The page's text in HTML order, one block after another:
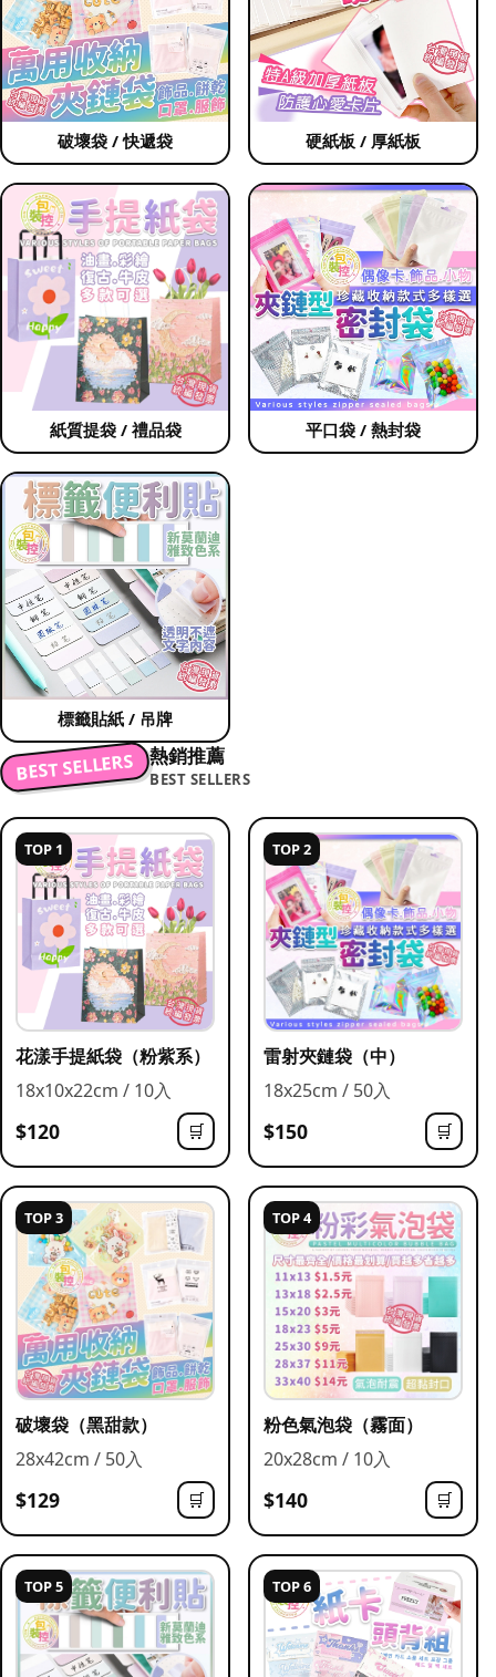
破壞袋 / 快遞袋 硬紙板 / 厚紙板
紙質提袋 / 禮品袋 平口袋 / 熱封袋
標籤貼紙 / 吊牌
BEST SELLERS 熱銷推薦
BEST SELLERS
TOP 1
花漾手提紙袋（粉紫系）
18x10x22cm / 10入
$120 🛒
TOP 2
雷射夾鏈袋（中）
18x25cm / 50入
$150 🛒
TOP 3
破壞袋（黑甜款）
28x42cm / 50入
$129 🛒
TOP 4
粉色氣泡袋（霧面）
20x28cm / 10入
$140 🛒
TOP 5 TOP 6